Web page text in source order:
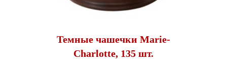
Темные чашечки Marie-
Charlotte, 135 шт.